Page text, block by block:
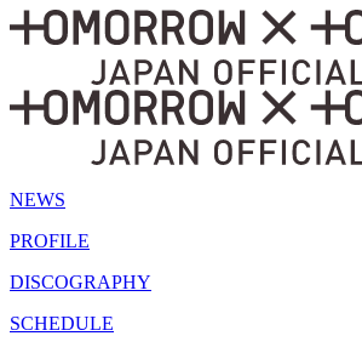
NEWS
PROFILE
DISCOGRAPHY
SCHEDULE